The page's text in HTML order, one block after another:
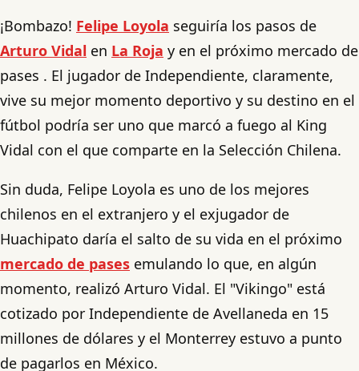
¡Bombazo! Felipe Loyola seguiría los pasos de
Arturo Vidal en La Roja y en el próximo mercado de
pases . El jugador de Independiente, claramente,
vive su mejor momento deportivo y su destino en el
fútbol podría ser uno que marcó a fuego al King
Vidal con el que comparte en la Selección Chilena.
Sin duda, Felipe Loyola es uno de los mejores
chilenos en el extranjero y el exjugador de
Huachipato daría el salto de su vida en el próximo
mercado de pases emulando lo que, en algún
momento, realizó Arturo Vidal. El "Vikingo" está
cotizado por Independiente de Avellaneda en 15
millones de dólares y el Monterrey estuvo a punto
de pagarlos en México.